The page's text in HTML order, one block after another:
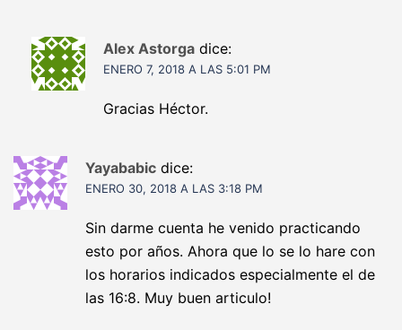
Alex Astorga dice:
ENERO 7, 2018 A LAS 5:01 PM
Gracias Héctor.
Yayababic dice:
ENERO 30, 2018 A LAS 3:18 PM
Sin darme cuenta he venido practicando
esto por años. Ahora que lo se lo hare con
los horarios indicados especialmente el de
las 16:8. Muy buen articulo!